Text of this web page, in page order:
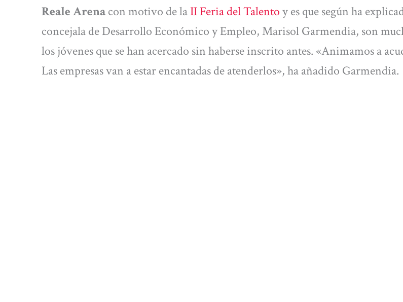
Reale Arenacon motivo de laII Feria del Talentoy es que según ha
concejala de Desarrollo Económico y Empleo, Marisol Garmendia, son
los jóvenes que se han acercado sin haberse inscrito antes. «Animamos a
Las empresas van a estar encantadas de atenderlos», ha añadido Garmendia.